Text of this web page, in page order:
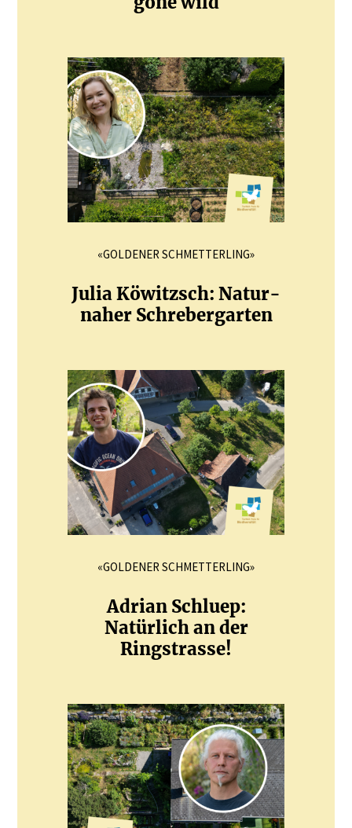
«GOLDENER SCHMETTERLING»
Julia Köwitzsch: Natur­
naher Schre­ber­garten
«GOLDENER SCHMETTERLING»
Adrian Schluep:
Natürlich an der
Ringstrasse!